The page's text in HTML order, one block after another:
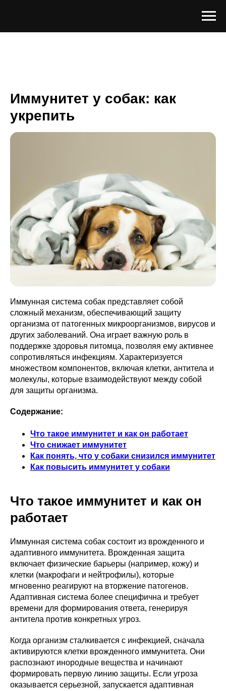
Иммунитет у собак: как
укрепить
Иммунная система собак представляет собой
сложный механизм, обеспечивающий защиту
организма от патогенных микроорганизмов, вирусов и
других заболеваний. Она играет важную роль в
поддержке здоровья питомца, позволяя ему активнее
сопротивляться инфекциям. Характеризуется
множеством компонентов, включая клетки, антитела и
молекулы, которые взаимодействуют между собой
для защиты организма.
Содержание:
Что такое иммунитет и как он работает
Что снижает иммунитет
Как понять, что у собаки снизился иммунитет
Как повысить иммунитет у собаки
Что такое иммунитет и как он
работает
Иммунная система собак состоит из врожденного и
адаптивного иммунитета. Врожденная защита
включает физические барьеры (например, кожу) и
клетки (макрофаги и нейтрофилы), которые
мгновенно реагируют на вторжение патогенов.
Адаптивная система более специфична и требует
времени для формирования ответа, генерируя
антитела против конкретных угроз.
Когда организм сталкивается с инфекцией, сначала
активируются клетки врожденного иммунитета. Они
распознают инородные вещества и начинают
формировать первую линию защиты. Если угроза
оказывается серьезной, запускается адаптивная